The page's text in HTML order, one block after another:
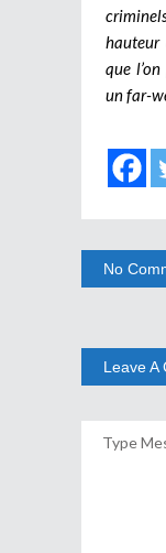
hauteur
que
un far-
No
Leave A